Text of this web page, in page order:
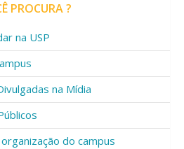
PROCURA ?
na USP
na Mídia
do campus